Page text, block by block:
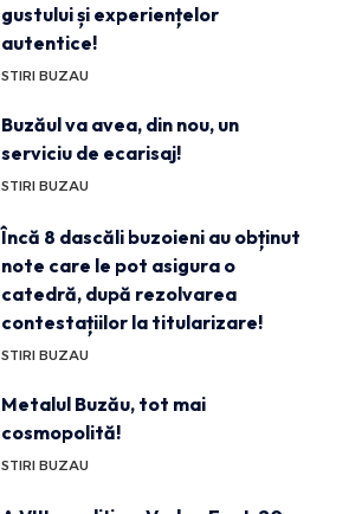
gustului și experiențelor
autentice!
STIRI BUZAU
Buzăul va avea, din nou, un
serviciu de ecarisaj!
STIRI BUZAU
Încă 8 dascăli buzoieni au obținut
note care le pot asigura o
catedră, după rezolvarea
contestațiilor la titularizare!
STIRI BUZAU
Metalul Buzău, tot mai
cosmopolită!
STIRI BUZAU